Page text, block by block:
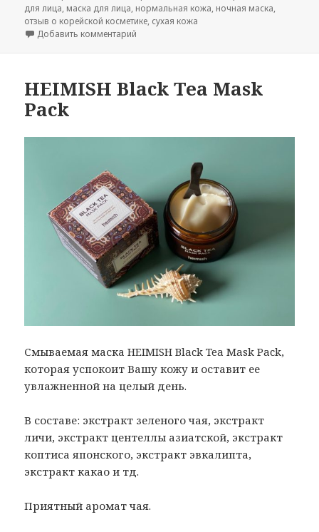
для лица, маска для лица, нормальная кожа, ночная маска,
отзыв о корейской косметике, сухая кожа
Добавить комментарий
HEIMISH Black Tea Mask
Pack
Смываемая маска HEIMISH Black Tea Mask Pack,
которая успокоит Вашу кожу и оставит ее
увлажненной на целый день.
В составе: экстракт зеленого чая, экстракт
личи, экстракт центеллы азиатской, экстракт
коптиса японского, экстракт эвкалипта,
экстракт какао и тд.
Приятный аромат чая.